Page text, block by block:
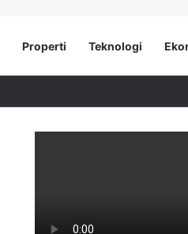
Properti Teknologi